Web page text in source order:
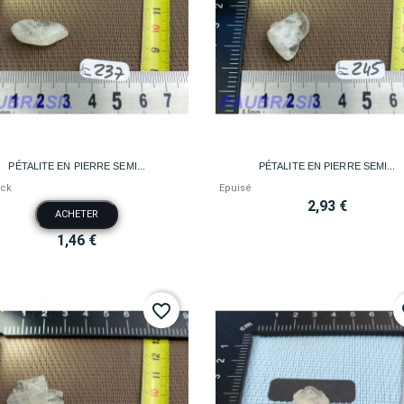
PÉTALITE EN PIERRE SEMI...
ACHETER
1,46 €
 Aperçu rapide PÉTALITE EN PIERRE SEMI...
Epuisé
2,93 €
 Aperçu rapide
favorite_border